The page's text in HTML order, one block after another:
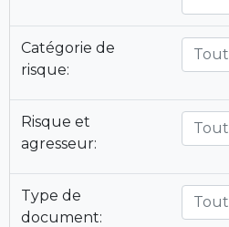
Catégorie de
risque:
Tout
Risque et
agresseur:
Tout
Type de
document:
Tout